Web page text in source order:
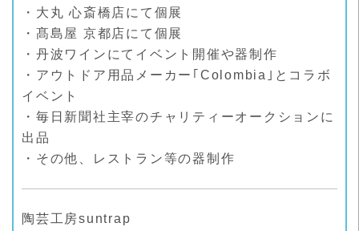
・大丸 心斎橋店にて個展
・髙島屋 京都店にて個展
・丹波ワインにてイベント開催や器制作
・アウトドア用品メーカー｢Colombia｣とコラボ
イベント
・毎日新聞社主宰のチャリティーオークションに
出品
・その他、レストラン等の器制作
陶芸工房suntrap